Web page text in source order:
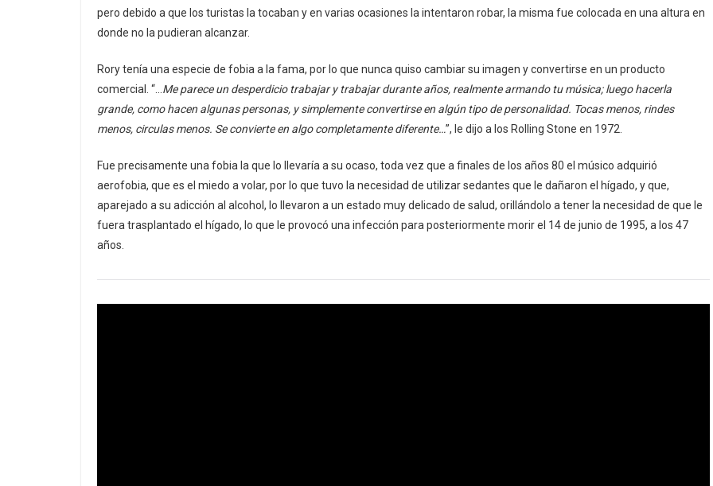
pero debido a que los turistas la tocaban y en varias ocasiones la intentaron robar, la misma fue colocada en una altura en
donde no la pudieran alcanzar.
Rory tenía una especie de fobia a la fama, por lo que nunca quiso cambiar su imagen y convertirse en un producto
comercial. “… Me parece un desperdicio trabajar y trabajar durante años, realmente armando tu música; luego hacerla
grande, como hacen algunas personas, y simplemente convertirse en algún tipo de personalidad. Tocas menos, rindes
menos, circulas menos. Se convierte en algo completamente diferente…”, le dijo a los Rolling Stone en 1972.
Fue precisamente una fobia la que lo llevaría a su ocaso, toda vez que a finales de los años 80 el músico adquirió
aerofobia, que es el miedo a volar, por lo que tuvo la necesidad de utilizar sedantes que le dañaron el hígado, y que,
aparejado a su adicción al alcohol, lo llevaron a un estado muy delicado de salud, orillándolo a tener la necesidad de que le
fuera trasplantado el hígado, lo que le provocó una infección para posteriormente morir el 14 de junio de 1995, a los 47
años.